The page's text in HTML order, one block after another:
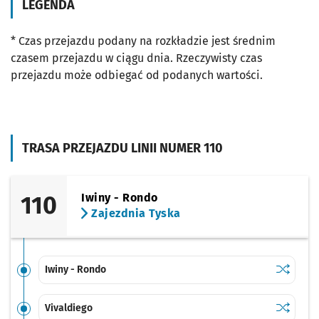
TRASA PRZEJAZDU LINII NUMER 110
110
Iwiny - Rondo
Zajezdnia Tyska
Iwiny - Rondo Sprawdź
Iwiny -
Vivaldiego Sprawdź
LEGENDA
* Czas przejazdu podany na rozkładzie jest średnim
czasem przejazdu w ciągu dnia. Rzeczywisty czas
przejazdu może odbiegać od podanych wartości.